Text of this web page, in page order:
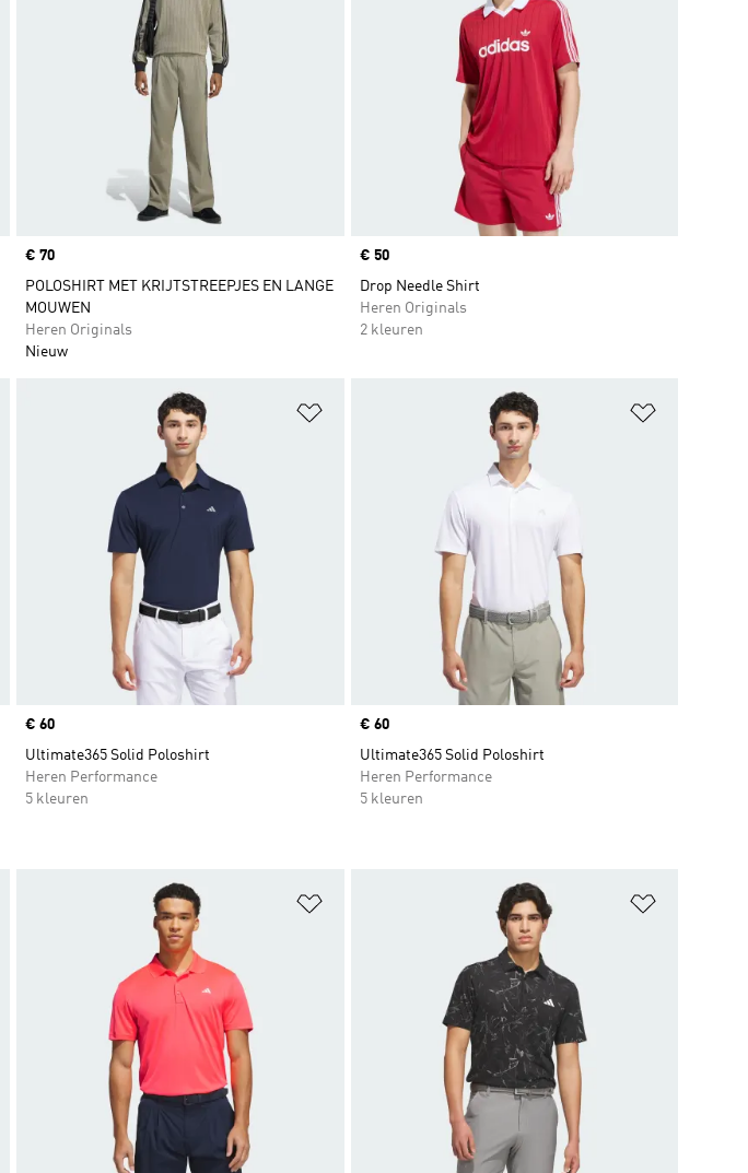
Price
€ 70
POLOSHIRT MET KRIJTSTREEPJES EN LANGE
MOUWEN
Heren Originals
Nieuw
Price
€ 50
Drop Needle Shirt
Heren Originals
2 kleuren
Price
€ 60
Ultimate365 Solid Poloshirt
Heren Performance
5 kleuren
Price
€ 60
Ultimate365 Solid Poloshirt
Heren Performance
5 kleuren
Op verlanglijst zetten